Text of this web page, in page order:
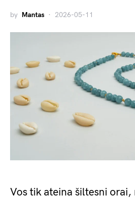
by Mantas 2026-05-11
Vos tik ateina šiltesni